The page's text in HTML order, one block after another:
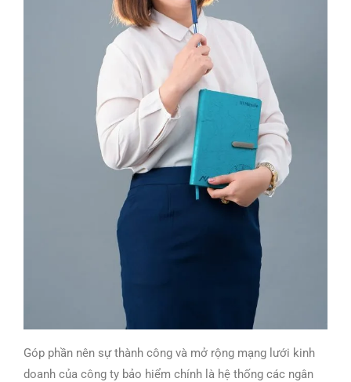
Góp phần nên sự thành công và mở rộng mạng lưới kinh
doanh của công ty bảo hiểm chính là hệ thống các ngân